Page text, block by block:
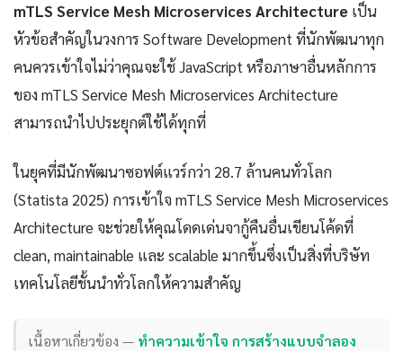
mTLS Service Mesh Microservices Architecture เป็น
หัวข้อสำคัญในวงการ Software Development ที่นักพัฒนาทุก
คนควรเข้าใจไม่ว่าคุณจะใช้ JavaScript หรือภาษาอื่นหลักการ
ของ mTLS Service Mesh Microservices Architecture
สามารถนำไปประยุกต์ใช้ได้ทุกที่
ในยุคที่มีนักพัฒนาซอฟต์แวร์กว่า 28.7 ล้านคนทั่วโลก
(Statista 2025) การเข้าใจ mTLS Service Mesh Microservices
Architecture จะช่วยให้คุณโดดเด่นจากู้คืนอื่นเขียนโค้ดที่
clean, maintainable และ scalable มากขึ้นซึ่งเป็นสิ่งที่บริษัท
เทคโนโลยีชั้นนำทั่วโลกให้ความสำคัญ
เนื้อหาเกี่ยวข้อง — ทำความเข้าใจ การสร้างแบบจําลอง